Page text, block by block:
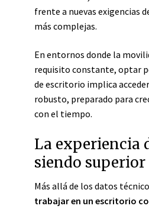
frente a nuevas exigencias
más complejas.
En entornos donde la
requisito constante, optar
de escritorio implica
robusto, preparado para
con el tiempo.
La experiencia
siendo superior
Más allá de los datos
trabajar en un escritorio